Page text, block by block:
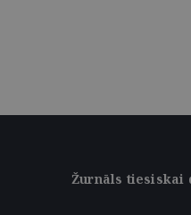
Žurnāls tiesiskai